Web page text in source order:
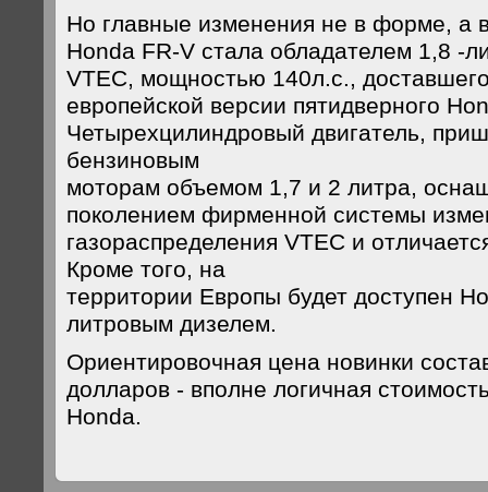
Но главные изменения не в форме, а
Honda FR-V стала обладателем 1,8 -
VTEC, мощностью 140л.с.,
европейской версии пятидверного
Четырехцилиндровый двигатель,
бензиновым
моторам объемом 1,7 и 2 литра,
поколением фирменной системы
газораспределения VTEC и
Кроме того, на
территории Европы будет доступен
литровым дизелем.
Ориентировочная цена новинки
долларов - вполне логичная
Honda.